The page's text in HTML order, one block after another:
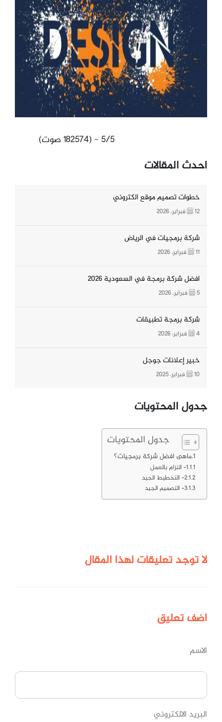
5/5 - (182574 صوت)
احدث المقالات
خطوات تصميم موقع الكتروني
12 فبراير، 2026
شركة برمجيات في الرياض
11 فبراير، 2026
افضل شركة برمجة في السعودية 2026
5 فبراير، 2026
شركة برمجة تطبيقات
4 فبراير، 2026
خبير إعلانات جوجل
10 فبراير، 2025
جدول المحتويات
جدول المحتويات
ماهى افضل شركة برمجيات؟
1- التزام بالعمل
2- التخطيط الجيد
3- التصميم الجيد
لا توجد تعليقات لهذا المقال
اضفتعليق
الاسم
البريد الالكتروني